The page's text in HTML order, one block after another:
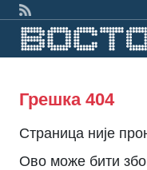
Грешка 404
Страница није
Ово може бити